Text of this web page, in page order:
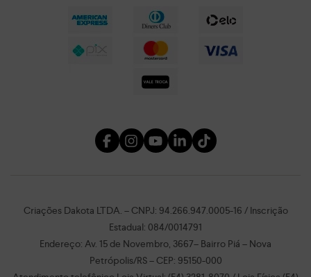
Criações Dakota LTDA. – CNPJ: 94.266.947.0005-16 / Inscrição
Estadual: 084/0014791
Endereço: Av. 15 de Novembro, 3667– Bairro Piá – Nova
Petrópolis/RS – CEP: 95150-000